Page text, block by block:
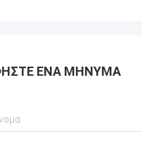
ΈΝΑ ΜΉΝΥΜΑ